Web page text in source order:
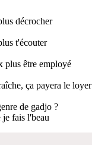
décrocher
t'écouter
plus être employé
ça payera le loyer
de gadjo ?
je fais l'beau